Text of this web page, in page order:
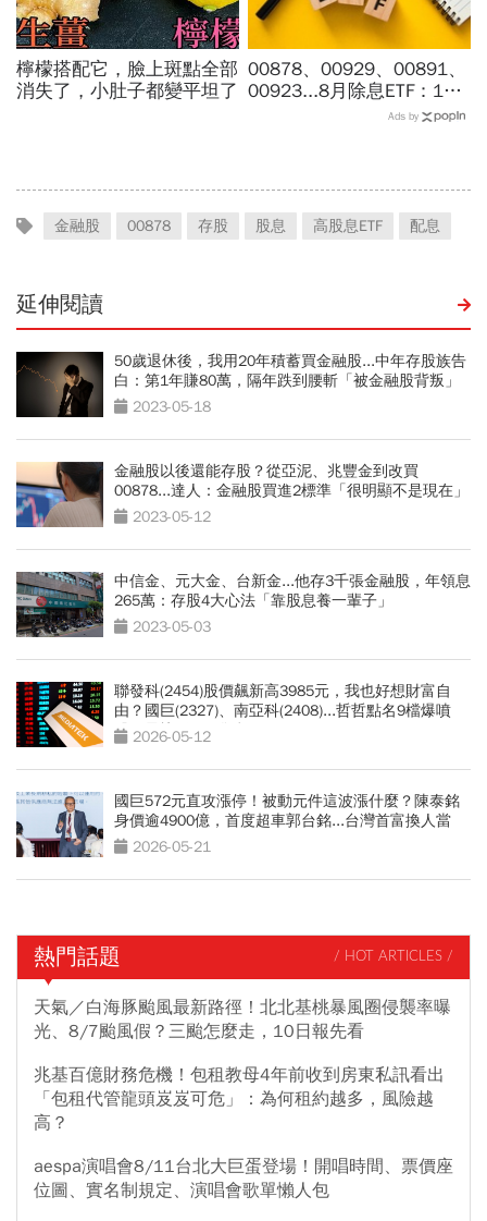
檸檬搭配它，臉上斑點全部
消失了，小肚子都變平坦了
00878、00929、00891、
00923...8月除息ETF：14
檔年化配息率逾10%！配息
Ads by
金融股 00878 存股 股息 高股息ETF 配息
延伸閱讀
50歲退休後，我用20年積蓄買金融股...中年存股族告
白：第1年賺80萬，隔年跌到腰斬「被金融股背叛」
2023-05-18
金融股以後還能存股？從亞泥、兆豐金到改買
00878...達人：金融股買進2標準「很明顯不是現在」
2023-05-12
中信金、元大金、台新金...他存3千張金融股，年領息
265萬：存股4大心法「靠股息養一輩子」
2023-05-03
聯發科(2454)股價飆新高3985元，我也好想財富自
由？國巨(2327)、南亞科(2408)...哲哲點名9檔爆噴
股，最快2個月發酵
2026-05-12
國巨572元直攻漲停！被動元件這波漲什麼？陳泰銘
身價逾4900億，首度超車郭台銘...台灣首富換人當
2026-05-21
熱門話題 / HOT ARTICLES /
天氣／白海豚颱風最新路徑！北北基桃暴風圈侵襲率曝
光、8/7颱風假？三颱怎麼走，10日報先看
兆基百億財務危機！包租教母4年前收到房東私訊看出
「包租代管龍頭岌岌可危」：為何租約越多，風險越
高？
aespa演唱會8/11台北大巨蛋登場！開唱時間、票價座
位圖、實名制規定、演唱會歌單懶人包